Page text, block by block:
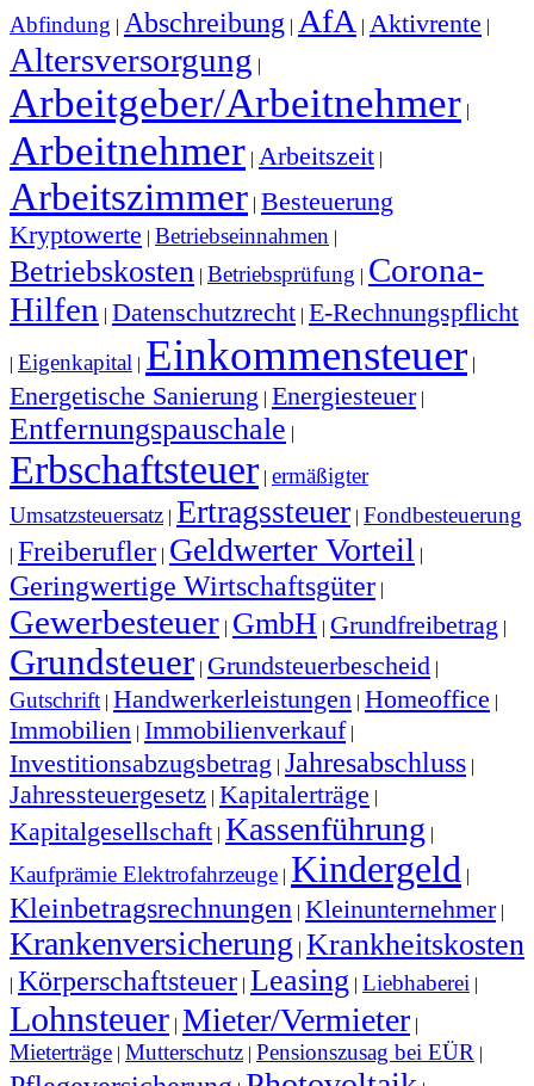
Abfindung | Abschreibung | AfA | Aktivrente |
Altersversorgung |
Arbeitgeber/Arbeitnehmer |
Arbeitnehmer | Arbeitszeit |
Arbeitszimmer | Besteuerung
Kryptowerte | Betriebseinnahmen |
Betriebskosten | Betriebsprüfung | Corona-
Hilfen | Datenschutzrecht | E-Rechnungspflicht
| Eigenkapital | Einkommensteuer |
Energetische Sanierung | Energiesteuer|
Entfernungspauschale |
Erbschaftsteuer | ermäßigter
Umsatzsteuersatz | Ertragssteuer | Fondbesteuerung
| Freiberufler | Geldwerter Vorteil |
Geringwertige Wirtschaftsgüter |
Gewerbesteuer | GmbH | Grundfreibetrag |
Grundsteuer | Grundsteuerbescheid |
Gutschrift | Handwerkerleistungen | Homeoffice |
Immobilien | Immobilienverkauf |
Investitionsabzugsbetrag | Jahresabschluss |
Jahressteuergesetz | Kapitalerträge |
Kapitalgesellschaft | Kassenführung |
Kaufprämie Elektrofahrzeuge | Kindergeld |
Kleinbetragsrechnungen | Kleinunternehmer|
Krankenversicherung | Krankheitskosten
| Körperschaftsteuer | Leasing | Liebhaberei |
Lohnsteuer | Mieter/Vermieter |
Mieterträge | Mutterschutz | Pensionszusag bei EÜR |